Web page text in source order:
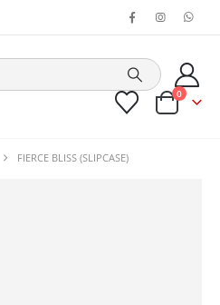
0
FIERCE BLISS (SLIPCASE)